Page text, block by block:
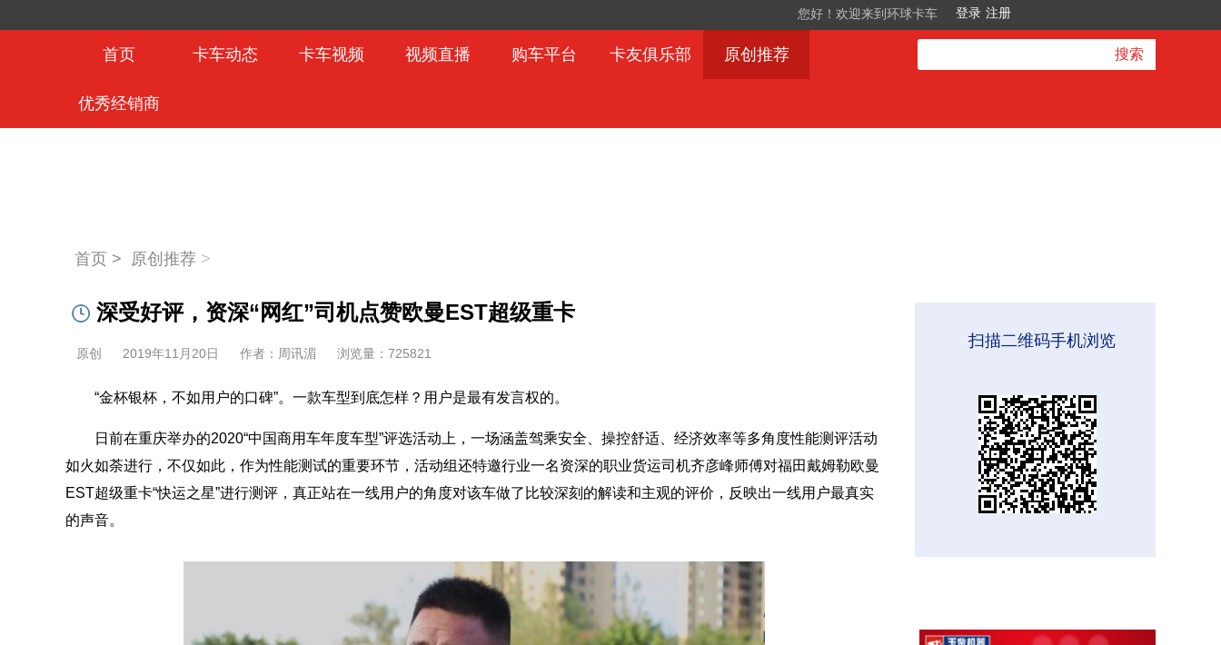
您好！欢迎来到环球卡车
首页 卡车动态 卡车视频 视频直播 购车平台 卡友俱乐部 原创推荐
优秀经销商
搜索
首页 > 原创推荐 >
深受好评，资深“网红”司机点赞欧曼EST超级重卡
原创 2019年11月20日 作者：周讯湄 浏览量： 725821
“金杯银杯，不如用户的口碑”。一款车型到底怎样？用户是最有发言权的。
日前在重庆举办的2020“中国商用车年度车型”评选活动上，一场涵盖驾乘安全、操控舒适、经济效率等多角度性能测评活动
如火如荼进行，不仅如此，作为性能测试的重要环节，活动组还特邀行业一名资深的职业货运司机齐彦峰师傅对福田戴姆勒欧曼
EST超级重卡“快运之星”进行测评，真正站在一线用户的角度对该车做了比较深刻的解读和主观的评价，反映出一线用户最真实
的声音。
扫描二维码手机浏览